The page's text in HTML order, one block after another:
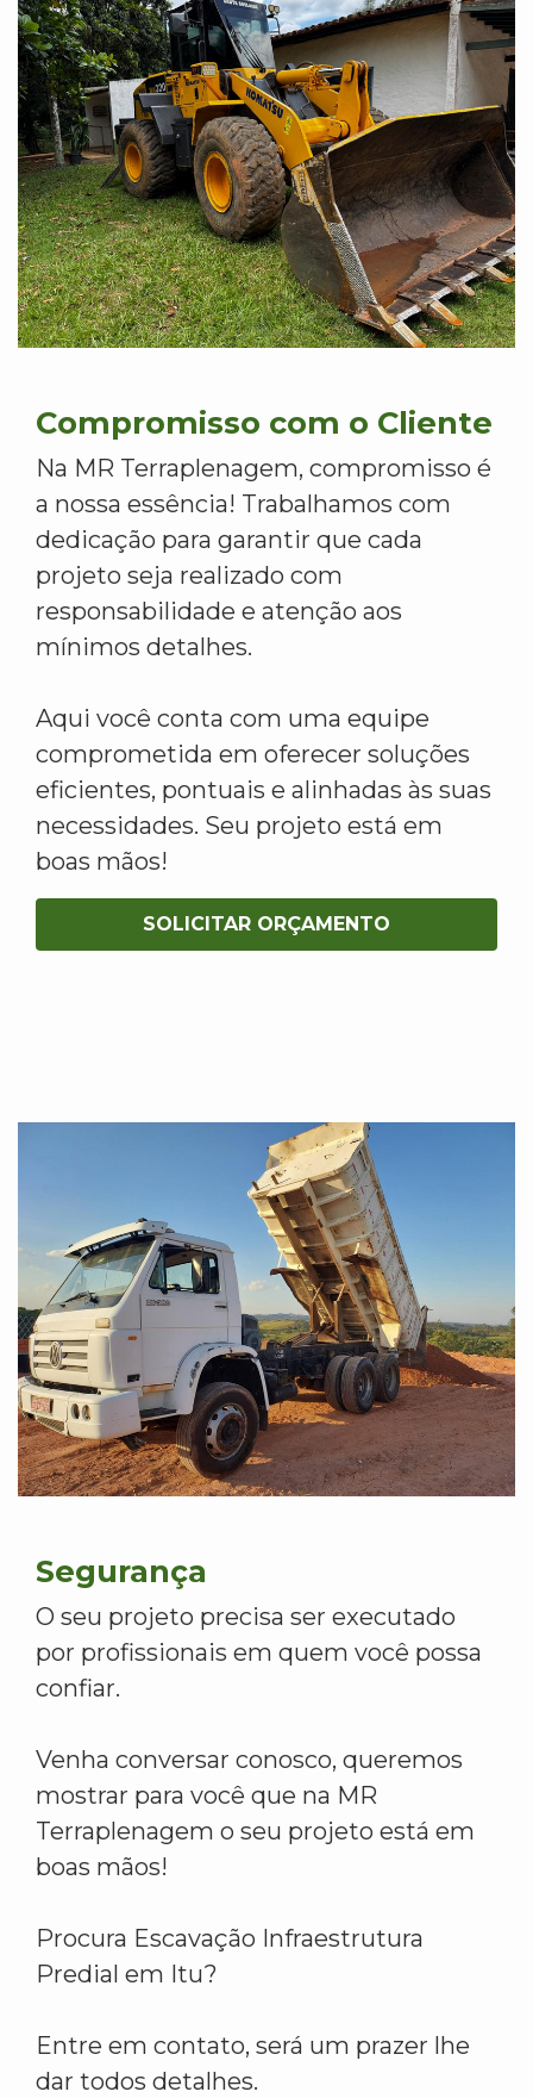
Compromisso com o Cliente
Na MR Terraplenagem, compromisso é
a nossa essência! Trabalhamos com
dedicação para garantir que cada
projeto seja realizado com
responsabilidade e atenção aos
mínimos detalhes.
Aqui você conta com uma equipe
comprometida em oferecer soluções
eficientes, pontuais e alinhadas às suas
necessidades. Seu projeto está em
boas mãos!
SOLICITAR ORÇAMENTO
Segurança
O seu projeto precisa ser executado
por profissionais em quem você possa
confiar.
Venha conversar conosco, queremos
mostrar para você que na MR
Terraplenagem o seu projeto está em
boas mãos!
Procura Escavação Infraestrutura
Predial em Itu?
Entre em contato, será um prazer lhe
dar todos detalhes.